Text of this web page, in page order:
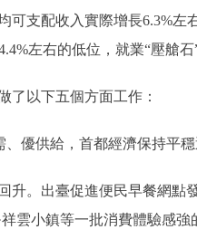
可支配收入實際增長6.3%
左右的低位，就業“壓艙
以下五個方面工作：
優供給，首都經濟保持平穩
。出臺促進便民早餐網點發
雲小鎮等一批消費體驗感